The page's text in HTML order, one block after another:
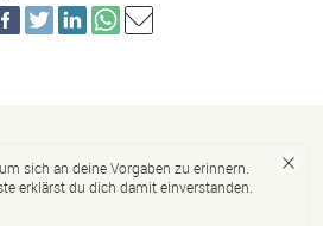
sich an deine Vorgaben zu erinnern.
erklärst du dich damit einverstanden.